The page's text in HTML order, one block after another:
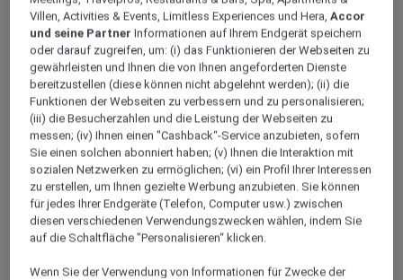
SHAANXI
Yanan
Villen, Activities & Events, Limitless Experiences und Hera,Accor
und seine Partner Informationen auf Ihrem Endgerät speichern
oder darauf zugreifen, um: (i) das Funktionieren der Webseiten zu
gewährleisten und Ihnen die von Ihnen angeforderten Dienste
bereitzustellen (diese können nicht abgelehnt werden); (ii) die
Funktionen der Webseiten zu verbessern und zu personalisieren;
(iii) die Besucherzahlen und die Leistung der Webseiten zu
messen; (iv) Ihnen einen "Cashback“-Service anzubieten, sofern
Sie einen solchen abonniert haben; (v) Ihnen die Interaktion mit
sozialen Netzwerken zu ermöglichen; (vi) ein Profil Ihrer Interessen
zu erstellen, um Ihnen gezielte Werbung anzubieten. Sie können
für jedes Ihrer Endgeräte (Telefon, Computer usw.) zwischen
diesen verschiedenen Verwendungszwecken wählen, indem Sie
auf die Schaltfläche "Personalisieren“ klicken.
Wenn Sie der Verwendung von Informationen für Zwecke der